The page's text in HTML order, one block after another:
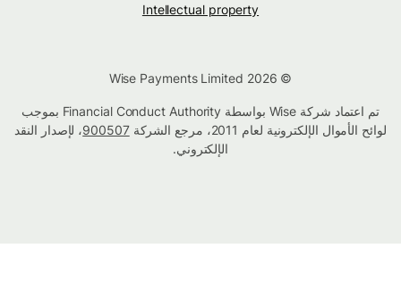
Intellectual property
تم اعتماد شركة Wise بواسطة Financial Conduct Authority بموجب
لوائح الأموال الإلكترونية لعام 2011، مرجع الشركة
900507، لإصدار النقد
الإلكتروني.